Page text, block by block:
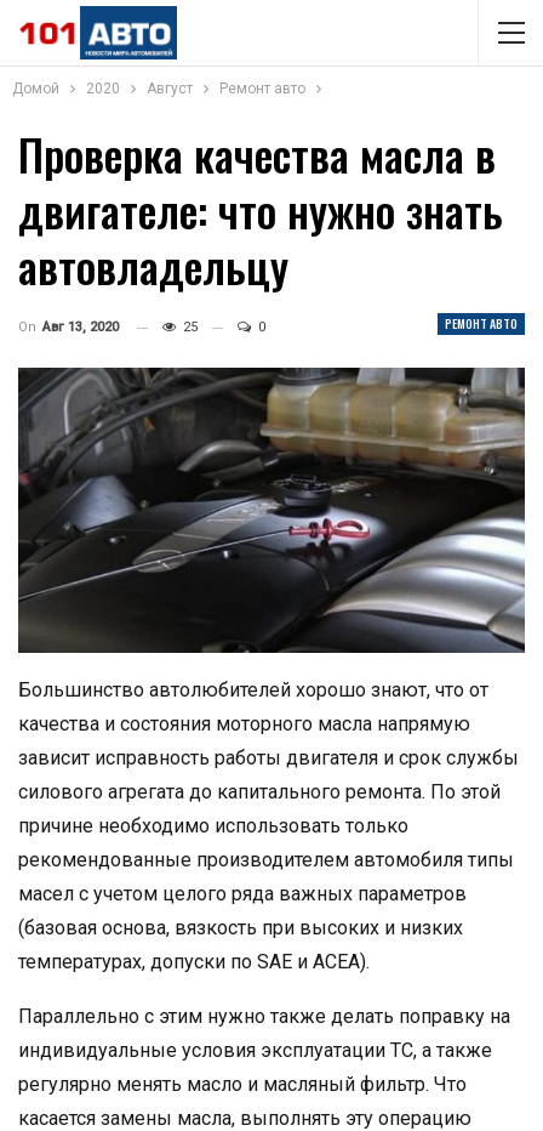
Домой 2020 Август Ремонт авто
Проверка качества масла в
двигателе: что нужно знать
автовладельцу
РЕМОНТ АВТО
On Авг 13, 2020 25 0
Большинство автолюбителей хорошо знают, что от
качества и состояния моторного масла напрямую
зависит исправность работы двигателя и срок службы
силового агрегата до капитального ремонта. По этой
причине необходимо использовать только
рекомендованные производителем автомобиля типы
масел с учетом целого ряда важных параметров
(базовая основа, вязкость при высоких и низких
температурах, допуски по SAE и ACEA).
Параллельно с этим нужно также делать поправку на
индивидуальные условия эксплуатации ТС, а также
регулярно менять масло и масляный фильтр. Что
касается замены масла, выполнять эту операцию